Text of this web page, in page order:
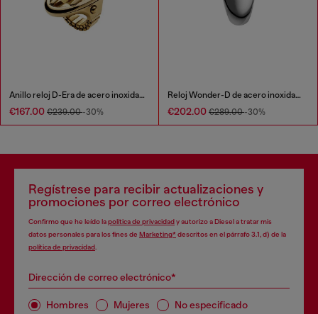
Anillo reloj D-Era de acero inoxidable en tono dorado
€167.00 €239.00-30%
Reloj Wonder-D de acero inoxidable con movimiento de dos agujas
€202.00 €289.00-30%
Regístrese para recibir actualizaciones y
promociones por correo electrónico
Confirmo que he leído lapolítica de privacidady autorizo a Diesel a tratar mis
datos personales para los fines de Marketing*descritos en el párrafo 3.1, d) de la
política de privacidad
Dirección de correo electrónico*
Hombres Mujeres No especificado